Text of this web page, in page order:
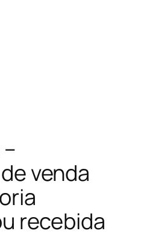
venda
recebida